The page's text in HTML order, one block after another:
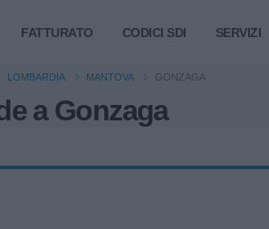
FATTURATO CODICI SDI SERVIZI
a Gonzaga
LOMBARDIA MANTOVA GONZAGA